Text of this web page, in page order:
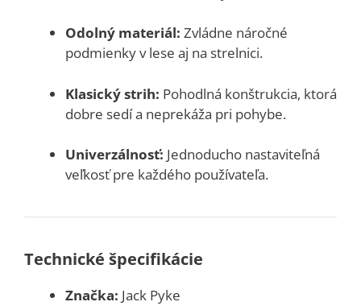
Odolný materiál: Zvládne náročné
podmienky v lese aj na strelnici.
Klasický strih: Pohodlná konštrukcia, ktorá
dobre sedí a neprekáža pri pohybe.
Univerzálnosť: Jednoducho nastaviteľná
veľkosť pre každého používateľa.
Technické špecifikácie
Značka: Jack Pyke